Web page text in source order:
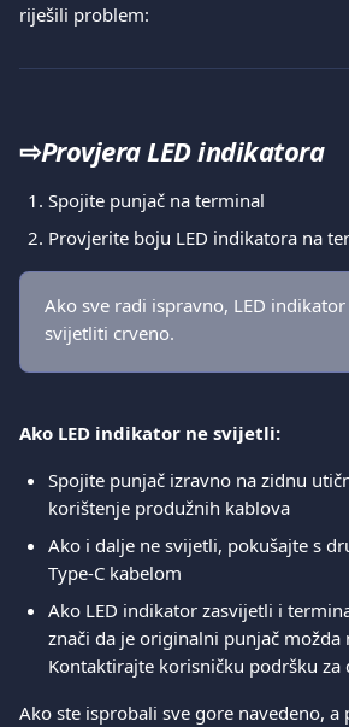
riješili problem:
⇨Provjera LED indikatora
Spojite punjač na terminal
Provjerite boju LED indikatora na
Ako sve radi ispravno, LED
svijetliti crveno.
Ako LED indikator ne svijetli:
Spojite punjač izravno na zidnu
korištenje produžnih kablova
Ako i dalje ne svijetli, pokušajte s
Type-C kabelom
Ako LED indikator zasvijetli i
znači da je originalni punjač možda
Kontaktirajte korisničku podršku
Ako ste isprobali sve gore navedeno,